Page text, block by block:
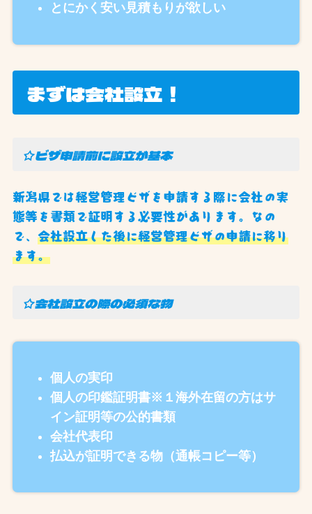
とにかく安い見積もりが欲しい
まずは会社設立！
☆ビザ申請前に設立が基本
新潟県では経営管理ビザを申請する際に会社の実
態等を書類で証明する必要性があります。なの
で、 会社設立した後に経営管理ビザの申請に移り
ます。
☆会社設立の際の必須な物
個人の実印
個人の印鑑証明書※１海外在留の方はサ
イン証明等の公的書類
会社代表印
払込が証明できる物（通帳コピー等）